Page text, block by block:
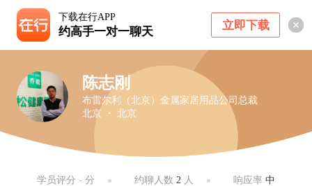
下载在行APP
约高手一对一聊天 立即下载
陈志刚
布雷尔利（北京）金属家居用品公司总裁
北京 ・ 北京
学员评分 - 分 约聊人数 2 人 响应率中